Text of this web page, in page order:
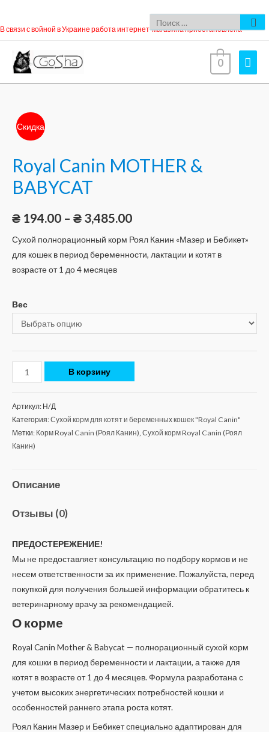
В связи с войной в Украине работа интернет-магазина приостановлена
0
Скидка
Royal Canin MOTHER &
BABYCAT
₴ 194.00 – ₴ 3,485.00
Сухой полнорационный корм Роял Канин «Мазер и Бебикет»
для кошек в период беременности, лактации и котят в
возрасте от 1 до 4 месяцев
Вес
В корзину
Артикул: Н/Д
Категория:Сухой корм для котят и беременных кошек "Royal Canin"
Метки: Корм Royal Canin (Роял Канин), Сухой корм Royal Canin (Роял
Канин)
Описание
Отзывы (0)
ПРЕДОСТЕРЕЖЕНИЕ!
Мы не предоставляет консультацию по подбору кормов и не
несем ответственности за их применение. Пожалуйста, перед
покупкой для получения большей информации обратитесь к
ветеринарному врачу за рекомендацией.
О корме
Royal Canin Mother & Babycat — полнорационный сухой корм
для кошки в период беременности и лактации, а также для
котят в возрасте от 1 до 4 месяцев. Формула разработана с
учетом высоких энергетических потребностей кошки и
особенностей раннего этапа роста котят.
Роял Канин Мазер и Бебикет специально адаптирован для